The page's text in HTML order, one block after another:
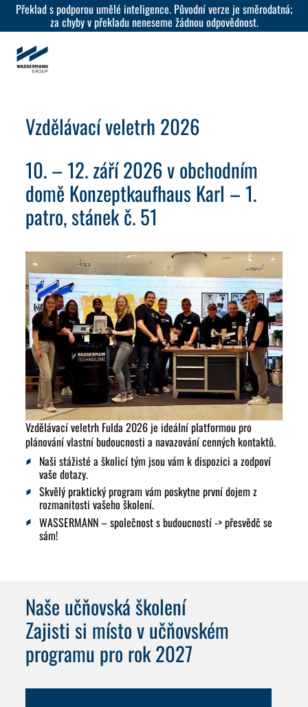
Překlad s podporou umělé inteligence. Původní verze je směrodatná;
za chyby v překladu neneseme žádnou odpovědnost.
Vzdělávací veletrh 2026
10. – 12. září 2026 v obchodním
domě Konzeptkaufhaus Karl – 1.
patro, stánek č. 51
Vzdělávací veletrh Fulda 2026 je ideální platformou pro
plánování vlastní budoucnosti a navazování cenných kontaktů.
Naši stážisté a školicí tým jsou vám k dispozici a zodpoví
vaše dotazy.
Skvělý praktický program vám poskytne první dojem z
rozmanitosti vašeho školení.
WASSERMANN – společnost s budoucností -> přesvědč se
sám!
Naše učňovská školení
Zajisti si místo v učňovském
programu pro rok 2027